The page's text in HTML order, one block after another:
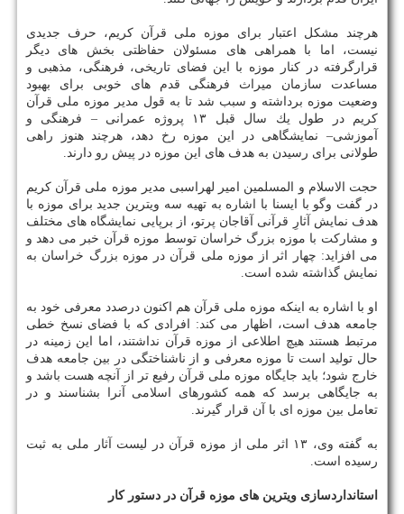
هرچند مشكل اعتبار برای موزه ملی قرآن كریم، حرف جدیدی
نیست، اما با همراهی های مسئولان حفاظتی بخش های دیگر
قرارگرفته در كنار موزه با این فضای تاریخی، فرهنگی، مذهبی و
مساعدت سازمان میراث فرهنگی قدم های خوبی برای بهبود
وضعیت موزه برداشته و سبب شد تا به قول مدیر موزه ملی قرآن
كریم در طول یك سال قبل ۱۳ پروژه عمرانی – فرهنگی و
آموزشی– نمایشگاهی در این موزه رخ دهد، هرچند هنوز راهی
طولانی برای رسیدن به هدف های این موزه در پیش رو دارند.
حجت الاسلام و المسلمین امیر لهراسبی مدیر موزه ملی قرآن كریم
در گفت وگو با ایسنا با اشاره به تهیه سه ویترین جدید برای موزه با
هدف نمایش آثارِ قرآنی آقاجان پرتو، از برپایی نمایشگاه های مختلف
و مشاركت با موزه بزرگ خراسان توسط موزه قرآن خبر می دهد و
می افزاید: چهار اثر از موزه ملی قرآن در موزه بزرگ خراسان به
نمایش گذاشته شده است.
او با اشاره به اینكه موزه ملی قرآن هم اكنون درصدد معرفی خود به
جامعه هدف است، اظهار می كند: افرادی كه با فضای نسخ خطی
مرتبط هستند هیچ اطلاعی از موزه قرآن نداشتند، اما این زمینه در
حال تولید است تا موزه معرفی و از ناشناختگی در بین جامعه هدف
خارج شود؛ باید جایگاه موزه ملی قرآن رفیع تر از آنچه هست باشد و
به جایگاهی برسد كه همه كشورهای اسلامی آنرا بشناسند و در
تعامل بین موزه ای با آن قرار گیرند.
به گفته وی، ۱۳ اثر ملی از موزه قرآن در لیست آثار ملی به ثبت
رسیده است.
استانداردسازی ویترین های موزه قرآن در دستور كار